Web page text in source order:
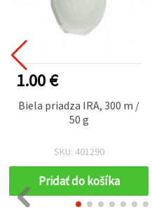
1.00 €
Biela priadza IRA, 300 m /
50 g
SKU: 401290
Pridať do košíka